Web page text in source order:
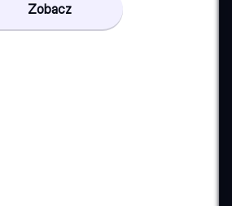
Zobacz